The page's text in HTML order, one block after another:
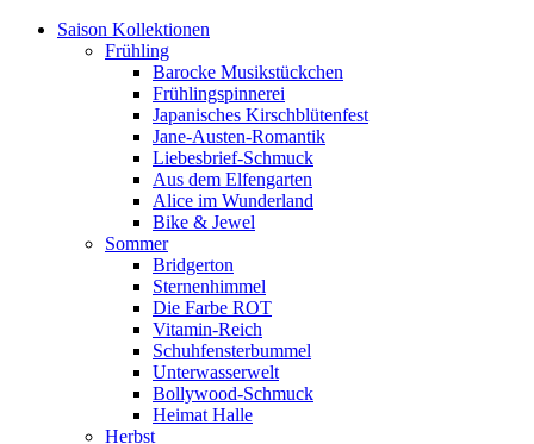
Saison Kollektionen
Frühling
Barocke Musikstückchen
Frühlingspinnerei
Japanisches Kirschblütenfest
Jane-Austen-Romantik
Liebesbrief-Schmuck
Aus dem Elfengarten
Alice im Wunderland
Bike & Jewel
Sommer
Bridgerton
Sternenhimmel
Die Farbe ROT
Vitamin-Reich
Schuhfensterbummel
Unterwasserwelt
Bollywood-Schmuck
Heimat Halle
Herbst